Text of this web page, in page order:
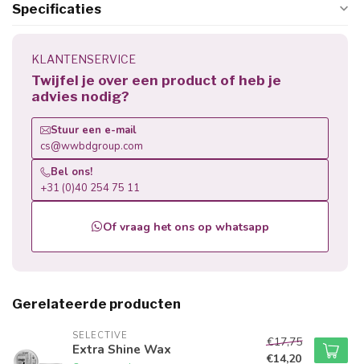
Specificaties
KLANTENSERVICE
Twijfel je over een product of heb je
advies nodig?
Stuur een e-mail
cs@wwbdgroup.com
Bel ons!
+31 (0)40 254 75 11
Of vraag het ons op whatsapp
Gerelateerde producten
SELECTIVE
Extra Shine Wax
€17,75
€14,20